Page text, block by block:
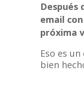
Después
email
próxima
Eso es
bien